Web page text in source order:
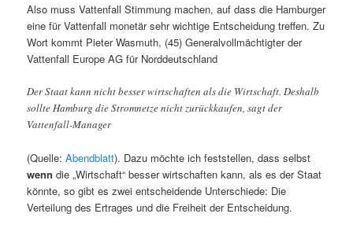
Also muss Vattenfall Stimmung machen, auf dass die Hamburger
eine für Vattenfall monetär sehr wichtige Entscheidung treffen. Zu
Wort kommt Pieter Wasmuth, (45) Generalvollmächtigter der
Vattenfall Europe AG für Norddeutschland
Der Staat kann nicht besser wirtschaften als die Wirtschaft. Deshalb
sollte Hamburg die Stromnetze nicht zurückkaufen, sagt der
Vattenfall-Manager
(Quelle:Abendblatt). Dazu möchte ich feststellen, dass selbst
wenn die „Wirtschaft“ besser wirtschaften kann, als es der Staat
könnte, so gibt es zwei entscheidende Unterschiede: Die
Verteilung des Ertrages und die Freiheit der Entscheidung.